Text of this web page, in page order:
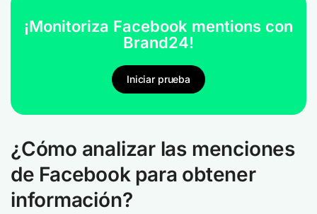
¡Monitoriza Facebook mentions con
Brand24!
Iniciar prueba
¿Cómo analizar las menciones
de Facebook para obtener
información?